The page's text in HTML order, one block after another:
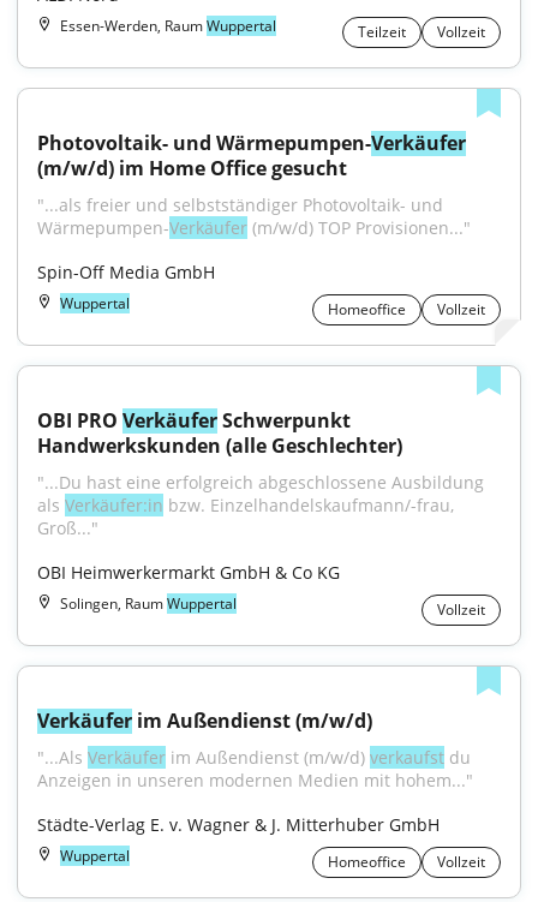
Essen-Werden, RaumWuppertal Teilzeit Vollzeit
Photovoltaik- und Wärmepumpen-Verkäufer
(m/w/d) im Home Office gesucht
"...als freier und selbstständiger Photovoltaik- und
Wärmepumpen-Verkäufer (m/w/d) TOP Provisionen..."
Spin-Off Media GmbH
Wuppertal Homeoffice Vollzeit
OBI PRO Verkäufer Schwerpunkt
Handwerkskunden (alle Geschlechter)
"...Du hast eine erfolgreich abgeschlossene Ausbildung
als Verkäufer:in bzw. Einzelhandelskaufmann/-frau,
Groß..."
OBI Heimwerkermarkt GmbH & Co KG
Solingen, RaumWuppertal Vollzeit
Verkäufer im Außendienst (m/w/d)
"...Als Verkäufer im Außendienst (m/w/d) verkaufst du
Anzeigen in unseren modernen Medien mit hohem..."
Städte-Verlag E. v. Wagner & J. Mitterhuber GmbH
Wuppertal Homeoffice Vollzeit